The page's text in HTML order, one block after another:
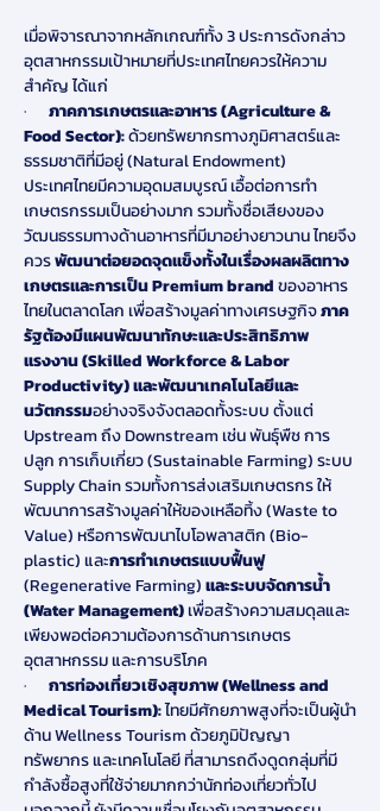
เมื่อพิจารณาจากหลักเกณฑ์ทั้ง 3 ประการดังกล่าว
อุตสาหกรรมเป้าหมายที่ประเทศไทยควรให้ความ
สำคัญ ได้แก่
· ภาคการเกษตรและอาหาร (Agriculture &
Food Sector): ด้วยทรัพยากรทางภูมิศาสตร์และ
ธรรมชาติที่มีอยู่ (Natural Endowment)
ประเทศไทยมีความอุดมสมบูรณ์ เอื้อต่อการทำ
เกษตรกรรมเป็นอย่างมาก รวมทั้งชื่อเสียงของ
วัฒนธรรมทางด้านอาหารที่มีมาอย่างยาวนาน ไทยจึง
ควร พัฒนาต่อยอดจุดแข็งทั้งในเรื่องผลผลิตทาง
เกษตรและการเป็น Premium brand ของอาหาร
ไทยในตลาดโลก เพื่อสร้างมูลค่าทางเศรษฐกิจ ภาค
รัฐต้องมีแผนพัฒนาทักษะและประสิทธิภาพ
แรงงาน (Skilled Workforce & Labor
Productivity) และพัฒนาเทคโนโลยีและ
นวัตกรรมอย่างจริงจังตลอดทั้งระบบ ตั้งแต่
Upstream ถึง Downstream เช่น พันธุ์พืช การ
ปลูก การเก็บเกี่ยว (Sustainable Farming) ระบบ
Supply Chain รวมทั้งการส่งเสริมเกษตรกร ให้
พัฒนาการสร้างมูลค่าให้ของเหลือทิ้ง (Waste to
Value) หรือการพัฒนาไบโอพลาสติก (Bio-
plastic) และการทำเกษตรแบบฟื้นฟู
(Regenerative Farming) และระบบจัดการน้ำ
(Water Management) เพื่อสร้างความสมดุลและ
เพียงพอต่อความต้องการด้านการเกษตร
อุตสาหกรรม และการบริโภค
· การท่องเที่ยวเชิงสุขภาพ (Wellness and
Medical Tourism): ไทยมีศักยภาพสูงที่จะเป็นผู้นำ
ด้าน Wellness Tourism ด้วยภูมิปัญญา
ทรัพยากร และเทคโนโลยี ที่สามารถดึงดูดกลุ่มที่มี
กำลังซื้อสูงที่ใช้จ่ายมากกว่านักท่องเที่ยวทั่วไป